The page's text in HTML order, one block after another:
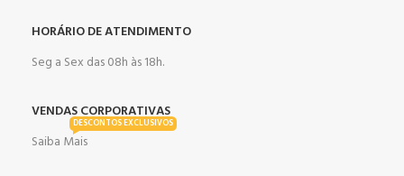
HORÁRIO DE ATENDIMENTO
Seg a Sex das 08h às 18h.
VENDAS CORPORATIVAS
Saiba Mais
DESCONTOS EXCLUSIVOS